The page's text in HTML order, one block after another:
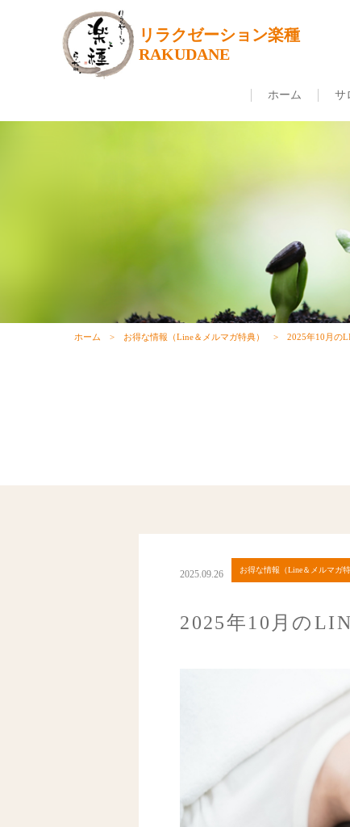
リラクゼーション楽種
RAKUDANE
ホーム サ
ホーム お得な情報（Line＆メルマガ特典） 2025年10月の
2025.09.26 お得な情報（Line＆メルマガ特
2025年10月の